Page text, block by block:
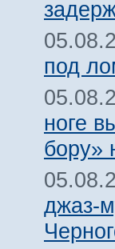
под
ноге
бору»
джаз-